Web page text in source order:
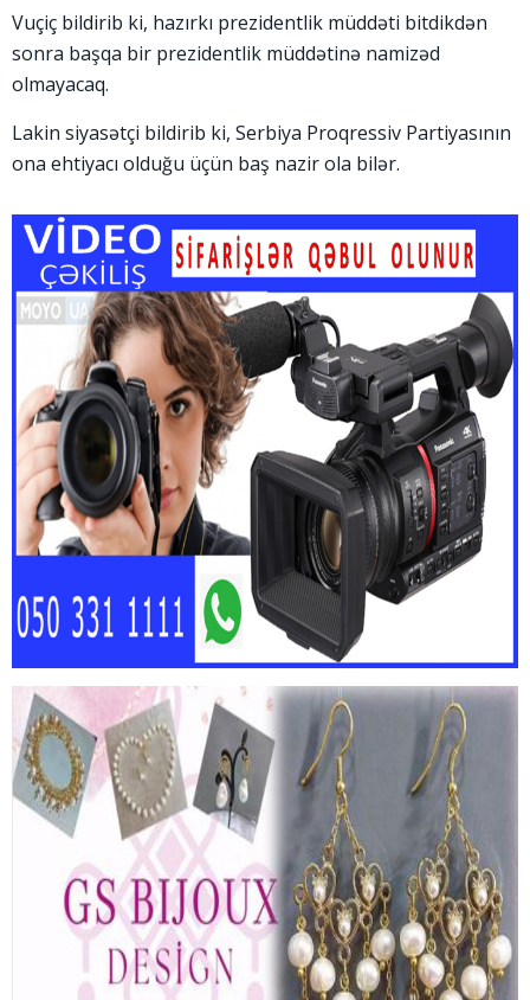
Vuçiç bildirib ki, hazırkı prezidentlik müddəti bitdikdən
sonra başqa bir prezidentlik müddətinə namizəd
olmayacaq.
Lakin siyasətçi bildirib ki, Serbiya Proqressiv Partiyasının
ona ehtiyacı olduğu üçün baş nazir ola bilər.